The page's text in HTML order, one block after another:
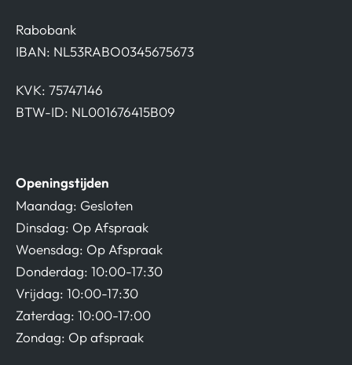
Rabobank
IBAN: NL53RABO0345675673
KVK: 75747146
BTW-ID: NL001676415B09
Openingstijden
Maandag: Gesloten
Dinsdag: Op Afspraak
Woensdag: Op Afspraak
Donderdag: 10:00-17:30
Vrijdag: 10:00-17:30
Zaterdag: 10:00-17:00
Zondag: Op afspraak